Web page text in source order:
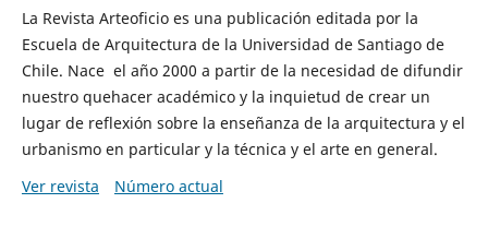
La Revista Arteoficio es una publicación editada por la
Escuela de Arquitectura de la Universidad de Santiago de
Chile. Nace el año 2000 a partir de la necesidad de difundir
nuestro quehacer académico y la inquietud de crear un
lugar de reflexión sobre la enseñanza de la arquitectura y el
urbanismo en particular y la técnica y el arte en general.
Ver revista
Número actual